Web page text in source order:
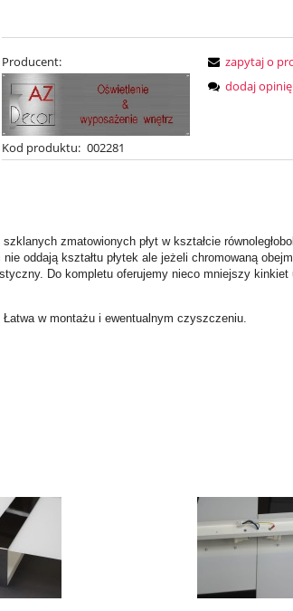
Producent:
Kod produktu: 002281
zapytaj o
dodaj opinię
zmatowionych płyt w kształcie
oddają kształtu płytek ale jeżeli chromowaną
Do kompletu oferujemy nieco mniejszy
w montażu i ewentualnym czyszczeniu.